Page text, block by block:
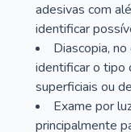
adesivas com
identificar
Diascopia,
identificar o tipo
superficiais ou
Exame por
principalmente